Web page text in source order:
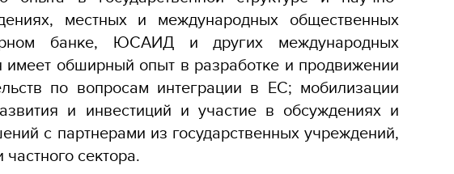
местных и международных общественных
банке, ЮСАИД и других международных
имеет обширный опыт в разработке и продвижении
по вопросам интеграции в ЕС; мобилизации
и инвестиций и участие в обсуждениях и
с партнерами из государственных учреждений,
сектора.